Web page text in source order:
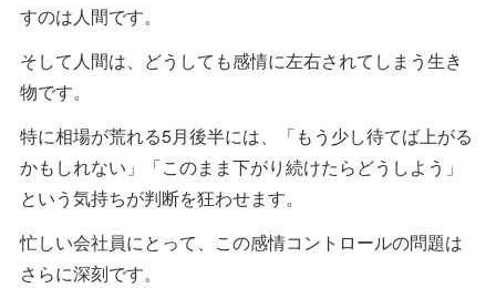
すのは人間です。
そして人間は、どうしても感情に左右されてしまう生き
物です。
特に相場が荒れる5月後半には、「もう少し待てば上がる
かもしれない」「このまま下がり続けたらどうしよう」
という気持ちが判断を狂わせます。
忙しい会社員にとって、この感情コントロールの問題は
さらに深刻です。